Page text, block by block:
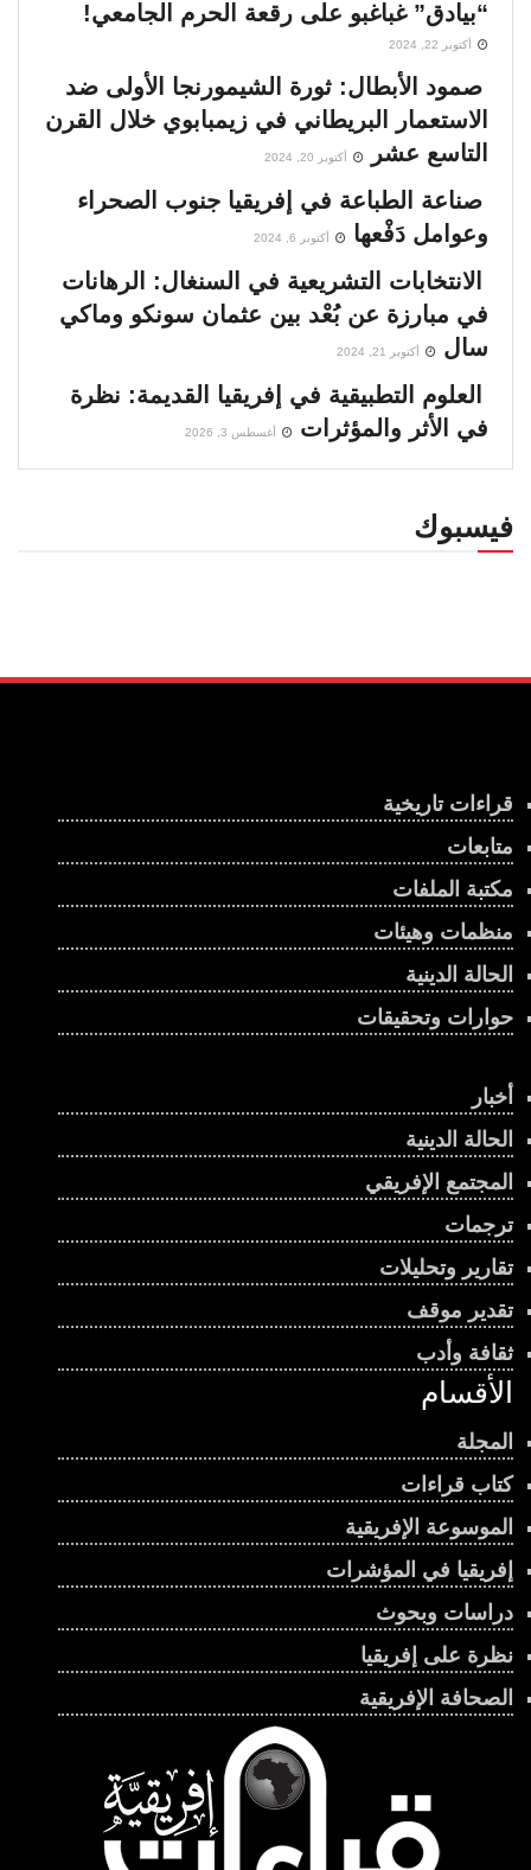
“بيادق” غباغبو على رقعة الحرم الجامعي!
أكتوبر 22, 2024
صمود الأبطال: ثورة الشيمورنجا الأولى ضد
الاستعمار البريطاني في زيمبابوي خلال القرن
التاسع عشر
أكتوبر 20, 2024
صناعة الطباعة في إفريقيا جنوب الصحراء
وعوامل دَفْعها
أكتوبر 6, 2024
الانتخابات التشريعية في السنغال: الرهانات
في مبارزة عن بُعْد بين عثمان سونكو وماكي
سال
أكتوبر 21, 2024
العلوم التطبيقية في إفريقيا القديمة: نظرة
في الأثر والمؤثرات
أغسطس 3, 2026
فيسبوك
قراءات تاريخية
متابعات
مكتبة الملفات
منظمات وهيئات
الحالة الدينية
حوارات وتحقيقات
أخبار
الحالة الدينية
المجتمع الإفريقي
ترجمات
تقارير وتحليلات
تقدير موقف
ثقافة وأدب
الأقسام
المجلة
كتاب قراءات
الموسوعة الإفريقية
إفريقيا في المؤشرات
دراسات وبحوث
نظرة على إفريقيا
الصحافة الإفريقية